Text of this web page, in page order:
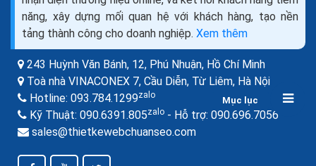
Mục lục
dịch vụ nhỏ nên không sử dụng cách quản trị...
năng, xây dựng mối quan hệ với khách hàng, tạo nền
tảng thành công cho doanh nghiệp. Xem thêm
243 Huỳnh Văn Bánh, 12, Phú Nhuận, Hồ Chí Minh
Toà nhà VINACONEX 7, Cầu Diễn, Từ Liêm, Hà Nội
Hotline: 093.784.1299zalo
Kỹ Thuật: 090.6391.805zalo - Hỗ trợ: 090.696.7056
sales@thietkewebchuanseo.com